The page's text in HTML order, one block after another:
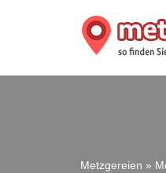
Metzgereien »